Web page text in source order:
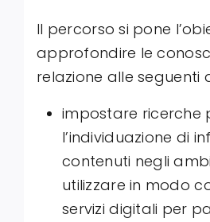
Il percorso si pone
approfondire le
relazione alle seguenti
impostare ricerche
l’individuazione di
contenuti negli
utilizzare in modo
servizi digitali per